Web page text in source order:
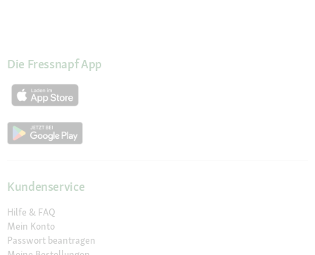
Die Fressnapf App
Kundenservice
Hilfe & FAQ
Mein Konto
Passwort beantragen